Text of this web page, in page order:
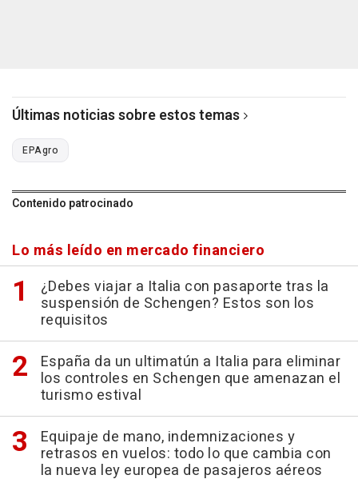
Últimas noticias sobre estos temas
EPAgro
Contenido patrocinado
Lo más leído en mercado financiero
¿Debes viajar a Italia con pasaporte tras la
suspensión de Schengen? Estos son los
requisitos
España da un ultimatún a Italia para eliminar
los controles en Schengen que amenazan el
turismo estival
Equipaje de mano, indemnizaciones y
retrasos en vuelos: todo lo que cambia con
la nueva ley europea de pasajeros aéreos